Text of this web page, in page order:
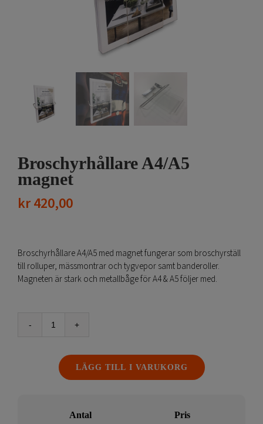
Broschyrhållare A4/A5
magnet
kr420,00
Broschyrhållare A4/A5 med magnet fungerar som broschyrställ
till rolluper, mässmontrar och tygvepor samt banderoller.
Magneten är stark och metallbåge för A4 & A5 följer med.
Broschyrhållare
magnet
mängdLÄGG TILL I VARUKORG
Antal Pris